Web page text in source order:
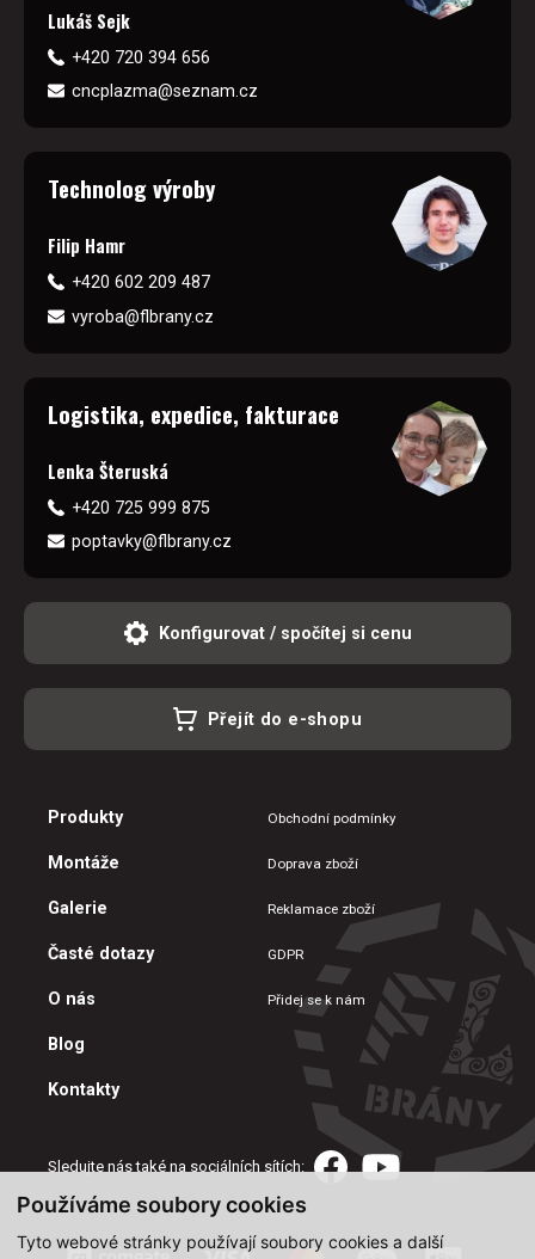
Používáme soubory cookies
Tyto webové stránky používají soubory cookies a další
Lukáš Sejk
+420 720 394 656
cncplazma@seznam.cz
Technolog výroby
Filip Hamr
+420 602 209 487
vyroba@flbrany.cz
Logistika, expedice, fakturace
Lenka Šteruská
+420 725 999 875
poptavky@flbrany.cz
Konfigurovat / spočítej si cenu
Přejít do e-shopu
Produkty
Montáže
Galerie
Časté dotazy
O nás
Blog
Kontakty
Obchodní podmínky
Doprava zboží
Reklamace zboží
GDPR
Přidej se k nám
Sledujte nás také na sociálních sítích: